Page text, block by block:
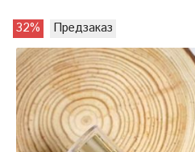
32% Предзаказ